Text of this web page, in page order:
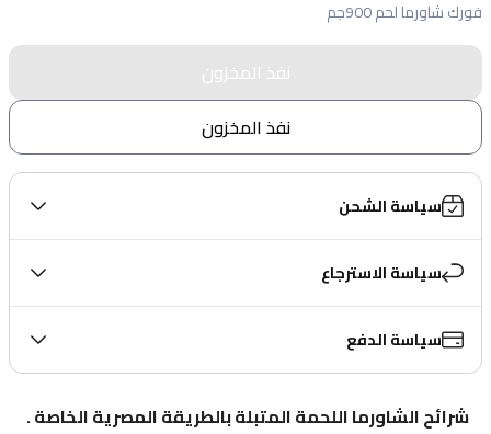
فورك شاورما لحم 900جم
نفذ المخزون
نفذ المخزون
سياسة الشحن
سياسة الاسترجاع
سياسة الدفع